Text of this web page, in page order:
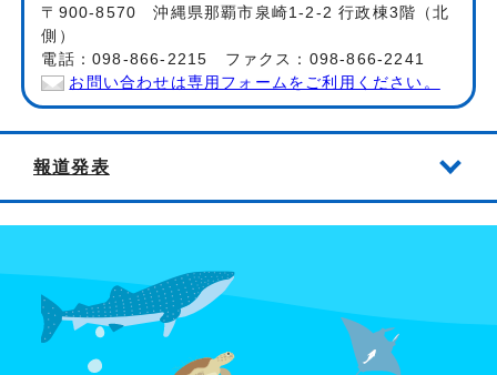
〒900-8570 沖縄県那覇市泉崎1-2-2 行政棟3階（北
側）
電話：098-866-2215 ファクス：098-866-2241
お問い合わせは専用フォームをご利用ください。
報道発表